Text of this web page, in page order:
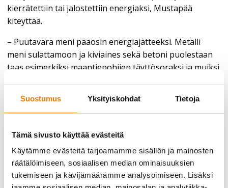
Suostumus Yksityiskohdat Tietoja
Tämä sivusto käyttää evästeitä
Käytämme evästeitä tarjoamamme sisällön ja mainosten
räätälöimiseen, sosiaalisen median ominaisuuksien
tukemiseen ja kävijämäärämme analysoimiseen. Lisäksi
kierrätettiin tai jalostettiin energiaksi, Mustapää
kiteyttää.
– Puutavara meni pääosin energiajätteeksi. Metalli
meni sulattamoon ja kiviaines sekä betoni puolestaan
taas esimerkiksi maantiepohjien täyttösoraksi ja muiksi
Sopiva kumppani vaativiin kohteisiin
Mustapään mukaan hyvät resurssit myös purkutöihin
liittyvän metelin ja pölyn hallintaan. Heillä on valmius
suihkuttaa vettä vesitykillä tai purkukoneen puomin
päästä tulevalla vesisumulla, jotta pöly pidetään
hallinnassa.